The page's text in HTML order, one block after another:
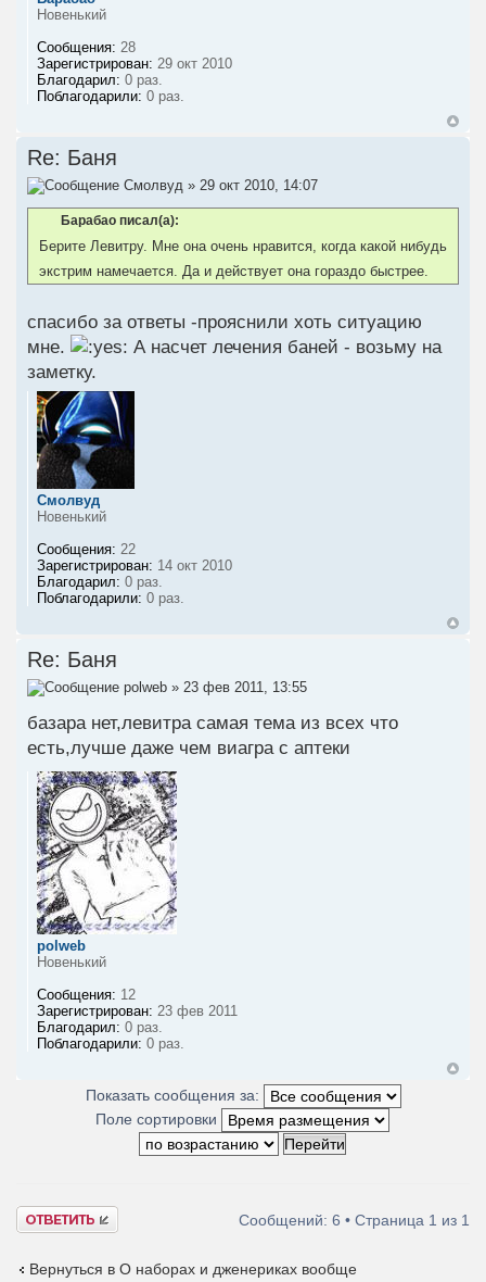
Новенький
Сообщения: 28
Зарегистрирован: 29 окт 2010
Благодарил: 0 раз.
Поблагодарили: 0 раз.
Re: Баня
Смолвуд » 29 окт 2010, 14:07
Барабао писал(а):
Берите Левитру. Мне она очень нравится, когда какой нибудь
экстрим намечается. Да и действует она гораздо быстрее.
спасибо за ответы -прояснили хоть ситуацию
мне.
А насчет лечения баней - возьму на
заметку.
Смолвуд
Новенький
Сообщения: 22
Зарегистрирован: 14 окт 2010
Благодарил: 0 раз.
Поблагодарили: 0 раз.
Re: Баня
polweb » 23 фев 2011, 13:55
базара нет,левитра самая тема из всех что
есть,лучше даже чем виагра с аптеки
polweb
Новенький
Сообщения: 12
Зарегистрирован: 23 фев 2011
Благодарил: 0 раз.
Поблагодарили: 0 раз.
Показать сообщения за:
Поле сортировки
Ответить Сообщений: 6 • Страница 1 из 1
Вернуться в О наборах и дженериках вообще